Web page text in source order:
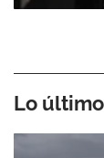
Lo último